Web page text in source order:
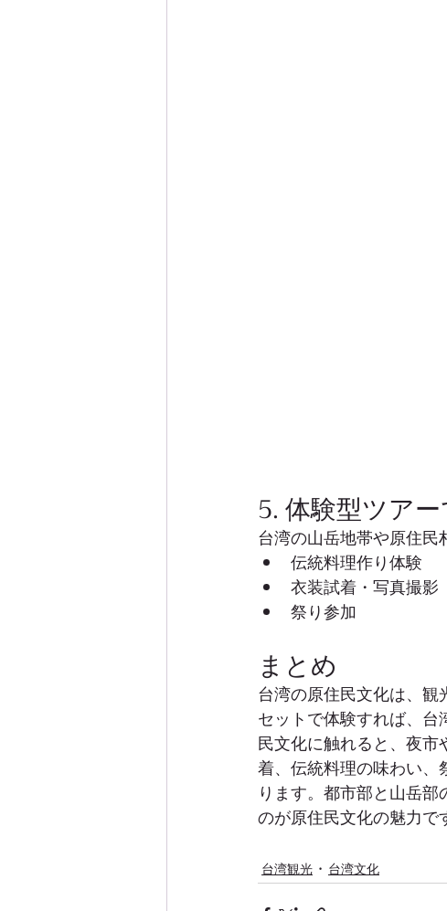
5. 体験型ツア
台湾の山岳地帯や原住民
伝統料理作り体験
衣装試着・写真撮影
祭り参加
まとめ
台湾の原住民文化は、観
セットで体験すれば、
民文化に触れると、夜
着、伝統料理の味わい
ります。都市部と山岳
のが原住民文化の魅力で
台湾観光 台湾文化